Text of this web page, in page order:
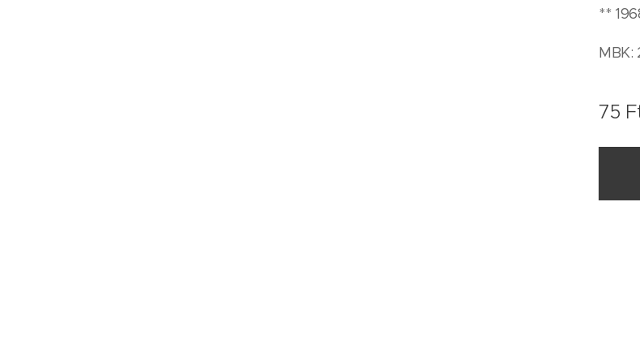
**
MBK:
75